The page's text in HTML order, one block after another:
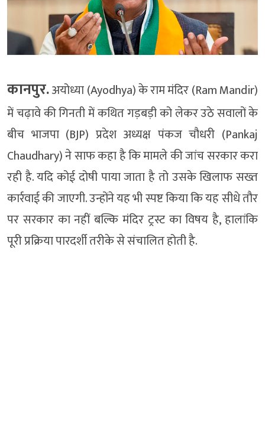
कानपुर.अयोध्या (Ayodhya) के राम मंदिर (Ram Mandir)
में चढ़ावे की गिनती में कथित गड़बड़ी को लेकर उठे सवालों के
बीच भाजपा (BJP) प्रदेश अध्यक्ष पंकज चौधरी (Pankaj
Chaudhary) ने साफ कहा है कि मामले की जांच सरकार करा
रही है. यदि कोई दोषी पाया जाता है तो उसके खिलाफ सख्त
कार्रवाई की जाएगी. उन्होंने यह भी स्पष्ट किया कि यह सीधे तौर
पर सरकार का नहीं बल्कि मंदिर ट्रस्ट का विषय है, हालांकि
पूरी प्रक्रिया पारदर्शी तरीके से संचालित होती है.